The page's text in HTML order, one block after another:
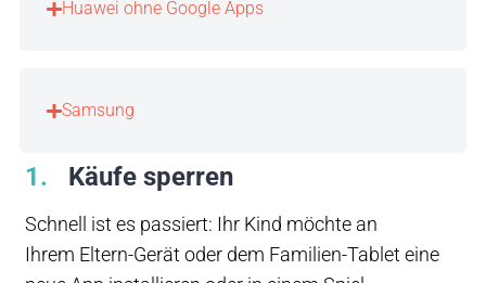
Huawei ohne Google Apps
Samsung
1 Käufe sperren
Schnell ist es passiert: Ihr Kind möchte an
Ihrem Eltern-Gerät oder dem Familien-Tablet eine